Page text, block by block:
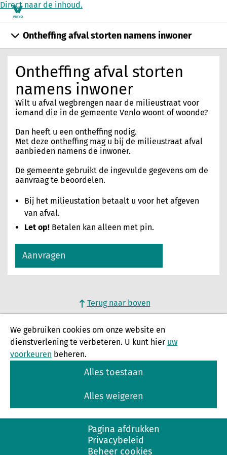
Direct naar de inhoud.
Ontheffing afval storten
namens inwoner
Wilt u afval wegbrengen naar de milieustraat voor
iemand die in de gemeente Venlo woont of woonde?
Dan heeft u een ontheffing nodig.
Met deze ontheffing mag u bij de milieustraat afval
aanbieden namens de inwoner.
De gemeente gebruikt de ingevulde gegevens om de
aanvraag te beoordelen.
Bij het milieustation betaalt u voor het afgeven
van afval.
Let op! Betalen kan alleen met pin.
Aanvragen
Ontheffing afval storten namens inwoner
Terug naar boven
We gebruiken cookies om onze website en
dienstverlening te verbeteren. U kunt hier uw
voorkeuren beheren.
Alles toestaan
Alles weigeren
Pagina afdrukken
Privacybeleid
Beheer cookies